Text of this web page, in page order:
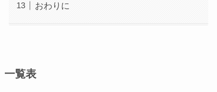
おわりに
一覧表